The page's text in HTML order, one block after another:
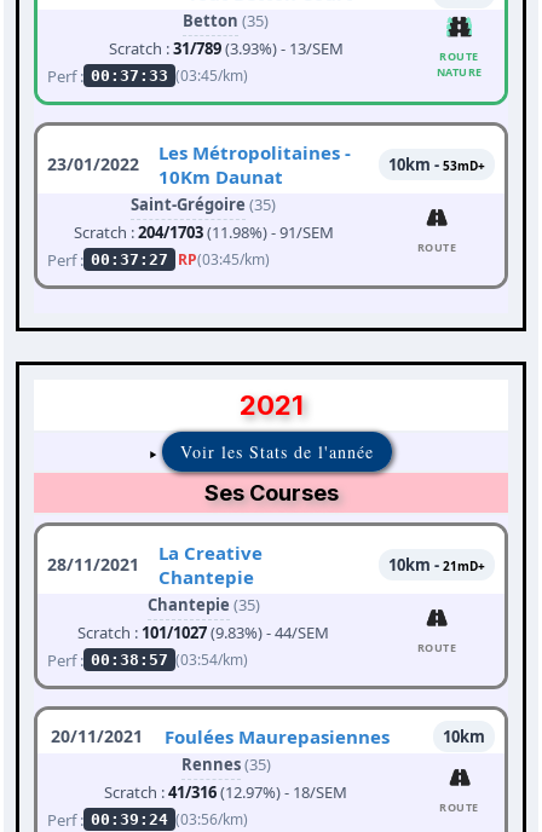
Betton (35)
Scratch :31/789(3.93%) - 13/SEM
Perf : 00:37:33 (03:45/km)
ROUTE
NATURE
23/01/2022
Les Métropolitaines -
10Km Daunat
10km - 53mD+
Saint-Grégoire (35)
Scratch :204/1703(11.98%) - 91/SEM
Perf : 00:37:27 RP(03:45/km)
ROUTE
2021
Voir les Stats de l'année
Ses Courses
28/11/2021
La Creative
Chantepie
10km - 21mD+
Chantepie (35)
Scratch : 101/1027(9.83%) - 44/SEM
Perf : 00:38:57 (03:54/km)
ROUTE
20/11/2021 Foulées Maurepasiennes
10km
Rennes(35)
Scratch :41/316(12.97%) - 18/SEM
Perf : 00:39:24 (03:56/km)
ROUTE